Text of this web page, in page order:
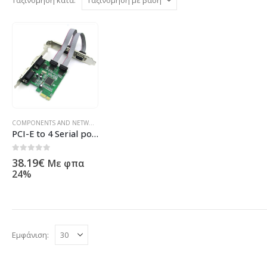
COMPONENTS AND NETWORKING
PCI-E to 4 Serial port No Brand -17473
38.19€ Με φπα
24%
Εμφάνιση: